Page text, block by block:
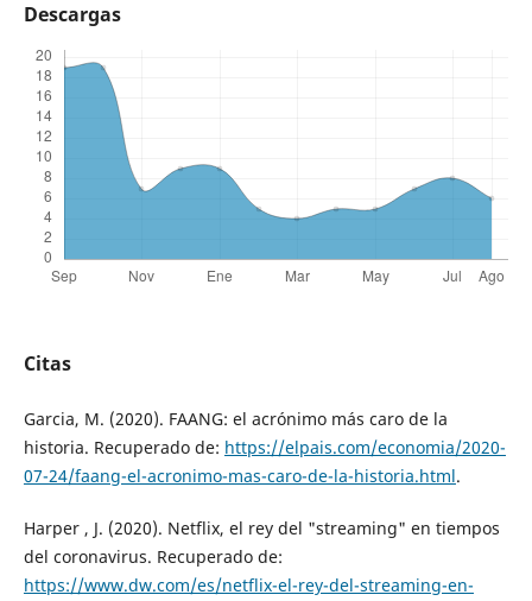
Descargas
Citas
Garcia, M. (2020). FAANG: el acrónimo más caro de la
historia. Recuperado de: https://elpais.com/economia/2020-
07-24/faang-el-acronimo-mas-caro-de-la-historia.html.
Harper , J. (2020). Netflix, el rey del "streaming" en tiempos
del coronavirus. Recuperado de:
https://www.dw.com/es/netflix-el-rey-del-streaming-en-